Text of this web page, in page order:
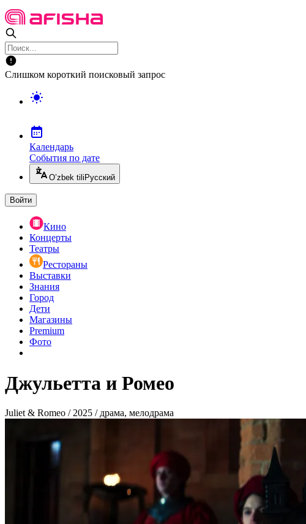
Слишком короткий поисковый запрос
Календарь
События по дате
O’zbek tili Русский
Войти
Кино
Концерты
Театры
Рестораны
Выставки
Знания
Город
Дети
Магазины
Premium
Фото
Джульетта и Ромео
Juliet & Romeo / 2025 / драма, мелодрама